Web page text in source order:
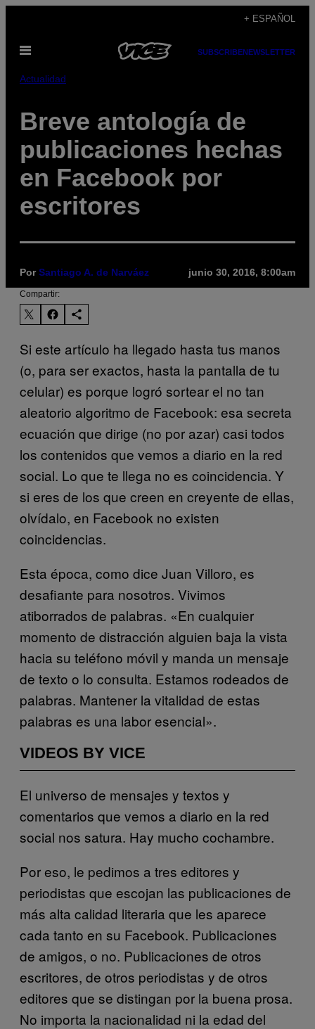
contenido
+ ESPAÑOL
Abrir
SUBSCRIBENEWSLETTER
Actualidad
Breve antología de
publicaciones hechas
en Facebook por
escritores
PorSantiago A. de Narváez junio 30, 2016, 8:00am
Compartir:
Si este artículo ha llegado hasta tus manos
(o, para ser exactos, hasta la pantalla de tu
celular) es porque logró sortear el no tan
aleatorio algoritmo de Facebook: esa secreta
ecuación que dirige (no por azar) casi todos
los contenidos que vemos a diario en la red
social. Lo que te llega no es coincidencia. Y
si eres de los que creen en creyente de ellas,
olvídalo, en Facebook no existen
coincidencias.
Esta época, como dice Juan Villoro, es
desafiante para nosotros. Vivimos
atiborrados de palabras. «En cualquier
momento de distracción alguien baja la vista
hacia su teléfono móvil y manda un mensaje
de texto o lo consulta. Estamos rodeados de
palabras. Mantener la vitalidad de estas
palabras es una labor esencial».
VIDEOS BY VICE
El universo de mensajes y textos y
comentarios que vemos a diario en la red
social nos satura. Hay mucho cochambre.
Por eso, le pedimos a tres editores y
periodistas que escojan las publicaciones de
más alta calidad literaria que les aparece
cada tanto en su Facebook. Publicaciones
de amigos, o no. Publicaciones de otros
escritores, de otros periodistas y de otros
editores que se distingan por la buena prosa.
No importa la nacionalidad ni la edad del